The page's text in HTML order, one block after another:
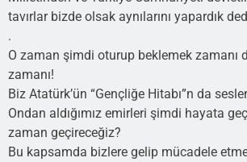
tavırlar bizde olsak aynılarını yapardık
.
O zaman şimdi oturup beklemek zamanı
zamanı!
Biz Atatürk’ün “Gençliğe Hitabı”n da
Ondan aldığımız emirleri şimdi hayata
zaman geçireceğiz?
Bu kapsamda bizlere gelip mücadele